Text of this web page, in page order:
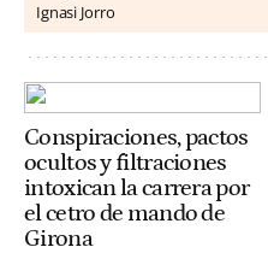
Ignasi Jorro
Conspiraciones, pactos
ocultos y filtraciones
intoxican la carrera por
el cetro de mando de
Girona